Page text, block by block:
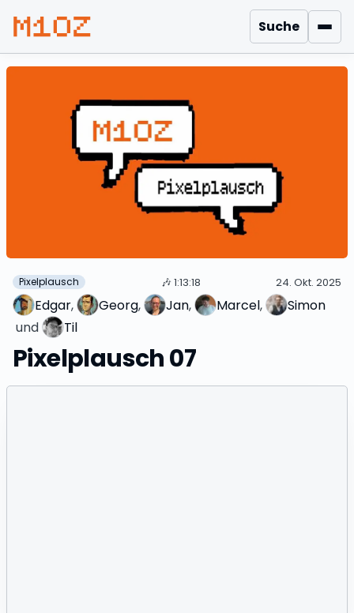
Suche
Pixelplausch 🎶1:13:18 24. Okt. 2025
Edgar, Georg, Jan, Marcel,
Simon
und
Til
Pixelplausch 07